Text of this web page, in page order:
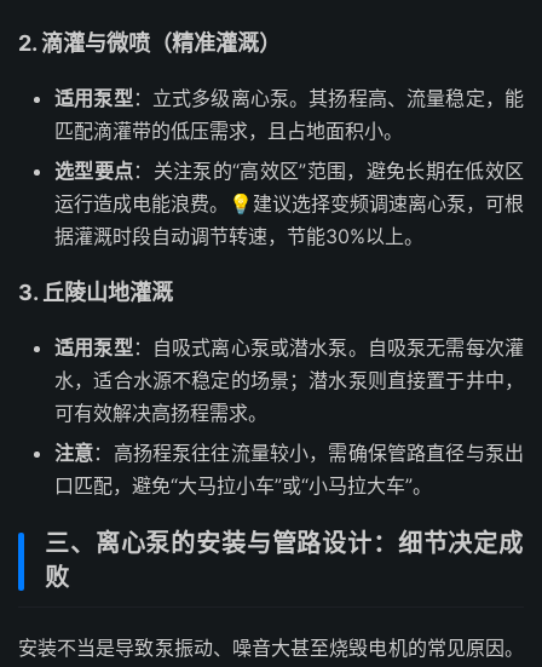
2. 滴灌与微喷（精准灌溉）
适用泵型：立式多级离心泵。其扬程高、流量稳定，能
匹配滴灌带的低压需求，且占地面积小。
选型要点：关注泵的“高效区”范围，避免长期在低效区
运行造成电能浪费。💡建议选择变频调速离心泵，可根
据灌溉时段自动调节转速，节能30%以上。
3. 丘陵山地灌溉
适用泵型：自吸式离心泵或潜水泵。自吸泵无需每次灌
水，适合水源不稳定的场景；潜水泵则直接置于井中，
可有效解决高扬程需求。
注意：高扬程泵往往流量较小，需确保管路直径与泵出
口匹配，避免“大马拉小车”或“小马拉大车”。
三、离心泵的安装与管路设计：细节决定成
败
安装不当是导致泵振动、噪音大甚至烧毁电机的常见原因。